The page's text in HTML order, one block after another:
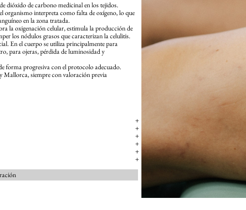
dióxido de carbono medicinal en los tejidos.
organismo interpreta como falta de oxígeno, lo que
en la zona tratada.
la oxigenación celular, estimula la producción de
los nódulos grasos que caracterizan la celulitis.
En el cuerpo se utiliza principalmente para
para ojeras, pérdida de luminosidad y
forma progresiva con el protocolo adecuado.
Mallorca, siempre con valoración previa
+
+
+
+
+
+